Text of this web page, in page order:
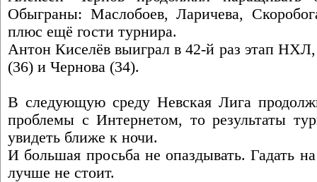
Обыграны: Маслобоев, Ларичева,
плюс ещё гости турнира.
Антон Киселёв выиграл в 42-й раз этап
(36) и Чернова (34).
В следующую среду Невская Лига
проблемы с Интернетом, то результаты
увидеть ближе к ночи.
И большая просьба не опаздывать. Гадать
лучше не стоит.